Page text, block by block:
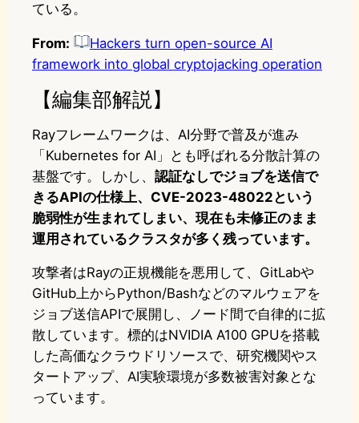
ている。
From:
Hackers turn open-source AI
framework into global cryptojacking operation
【編集部解説】
Rayフレームワークは、AI分野で普及が進み
「Kubernetes for AI」とも呼ばれる分散計算の
基盤です。しかし、 認証なしでジョブを送信で
きるAPIの仕様上、CVE-2023-48022という
脆弱性が生まれてしまい、現在も未修正のまま
運用されているクラスタが多く残っています。
攻撃者はRayの正規機能を悪用して、GitLabや
GitHub上からPython/Bashなどのマルウェアを
ジョブ送信APIで展開し、ノード間で自律的に拡
散しています。標的はNVIDIA A100 GPUを搭載
した高価なクラウドリソースで、研究機関やス
タートアップ、AI実験環境が多数被害対象とな
っています。